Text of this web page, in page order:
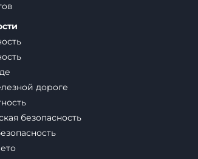
дороге
безопасность